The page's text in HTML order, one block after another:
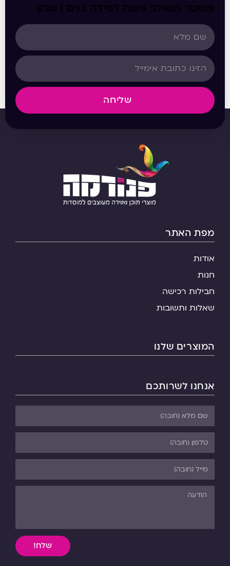
פוסטר משולב פינות למידה בנים | טבע
שליחה
מפת האתר
אודות
חנות
חבילות רכישה
שאלות ותשובות
המוצרים שלנו
אנחנו לשרותכם
שלח!